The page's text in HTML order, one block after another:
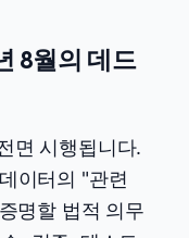
8월의 데드
면 시행됩니다.
이터의 "관련
명할 법적 의무